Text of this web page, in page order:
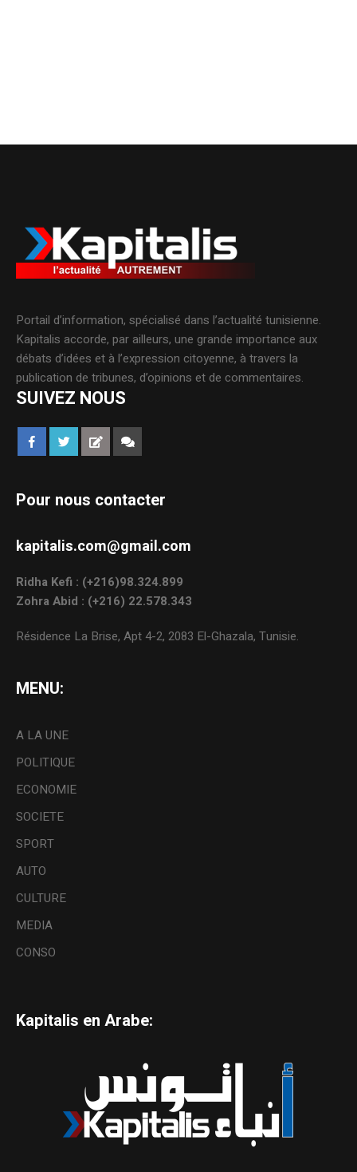
Portail d’information, spécialisé dans l’actualité tunisienne.
Kapitalis accorde, par ailleurs, une grande importance aux
débats d’idées et à l’expression citoyenne, à travers la
publication de tribunes, d’opinions et de commentaires.
SUIVEZ NOUS
Pour nous contacter
kapitalis.com@gmail.com
Ridha Kefi : (+216)98.324.899
Zohra Abid : (+216) 22.578.343
Résidence La Brise, Apt 4-2, 2083 El-Ghazala, Tunisie.
MENU:
A LA UNE
POLITIQUE
ECONOMIE
SOCIETE
SPORT
AUTO
CULTURE
MEDIA
CONSO
Kapitalis en Arabe: